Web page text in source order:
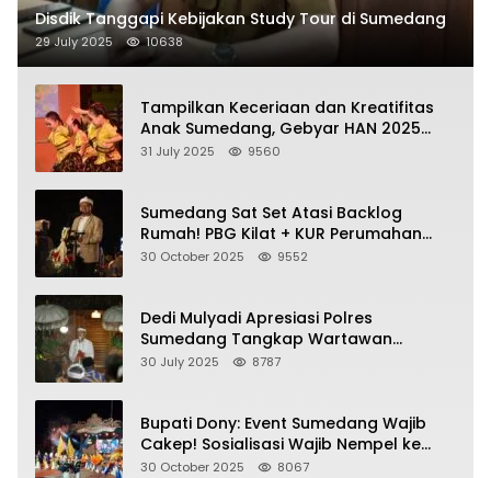
Disdik Tanggapi Kebijakan Study Tour di Sumedang
29 July 2025 10638
Tampilkan Keceriaan dan Kreatifitas
Anak Sumedang, Gebyar HAN 2025
Dihadiri Bupati dan Wabup
31 July 2025 9560
Sumedang Sat Set Atasi Backlog
Rumah! PBG Kilat + KUR Perumahan
Jadi Kunci!
30 October 2025 9552
Dedi Mulyadi Apresiasi Polres
Sumedang Tangkap Wartawan
Gadungan Pemeras Kades
30 July 2025 8787
Bupati Dony: Event Sumedang Wajib
Cakep! Sosialisasi Wajib Nempel ke
Seni Budaya!
30 October 2025 8067